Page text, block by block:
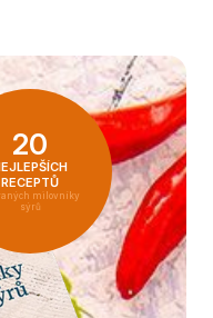
20
RECEPTŮ
milovníky
sýrů